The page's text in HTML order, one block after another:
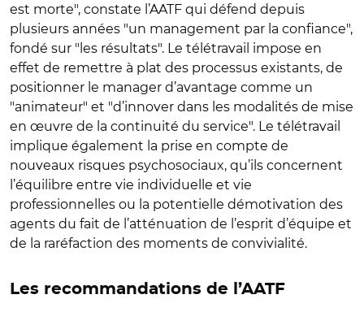
est morte", constate l’AATF qui défend depuis
plusieurs années "un management par la confiance",
fondé sur "les résultats". Le télétravail impose en
effet de remettre à plat des processus existants, de
positionner le manager d’avantage comme un
"animateur" et "d’innover dans les modalités de mise
en œuvre de la continuité du service". Le télétravail
implique également la prise en compte de
nouveaux risques psychosociaux, qu’ils concernent
l’équilibre entre vie individuelle et vie
professionnelles ou la potentielle démotivation des
agents du fait de l’atténuation de l’esprit d’équipe et
de la raréfaction des moments de convivialité.
Les recommandations de l’AATF